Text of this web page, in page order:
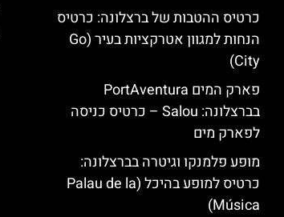
כרטיס ההטבות של ברצלונה: כרטיס
הנחות למגוון אטרקציות בעיר (Go
City)
פארק המים PortAventura
בברצלונה: Salou – כרטיס כניסה
לפארק מים
מופע פלמנקו וגיטרה בברצלונה:
כרטיס למופע בהיכל (Palau de la
Música)